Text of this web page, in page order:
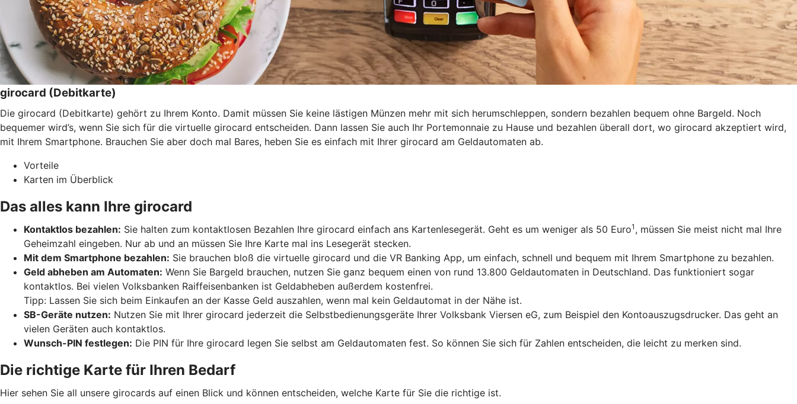
girocard (Debitkarte)
Die girocard (Debitkarte) gehört zu Ihrem Konto. Damit müssen Sie keine lästigen Münzen mehr mit sich herumschleppen, sondern bezahlen bequem ohne Bargeld. Noch
bequemer wird’s, wenn Sie sich für die virtuelle girocard entscheiden. Dann lassen Sie auch Ihr Portemonnaie zu Hause und bezahlen überall dort, wo girocard akzeptiert wird,
mit Ihrem Smartphone. Brauchen Sie aber doch mal Bares, heben Sie es einfach mit Ihrer girocard am Geldautomaten ab.
Vorteile
Karten im Überblick
Das alles kann Ihre girocard
Kontaktlos bezahlen: Sie halten zum kontaktlosen Bezahlen Ihre girocard einfach ans Kartenlesegerät. Geht es um weniger als 50 Euro1 , müssen Sie meist nicht mal Ihre
Geheimzahl eingeben. Nur ab und an müssen Sie Ihre Karte mal ins Lesegerät stecken.
Mit dem Smartphone bezahlen: Sie brauchen bloß die virtuelle girocard und die VR Banking App, um einfach, schnell und bequem mit Ihrem Smartphone zu bezahlen.
Geld abheben am Automaten: Wenn Sie Bargeld brauchen, nutzen Sie ganz bequem einen von rund 13.800 Geldautomaten in Deutschland. Das funktioniert sogar
kontaktlos. Bei vielen Volksbanken Raiffeisenbanken ist Geldabheben außerdem kostenfrei.
Tipp: Lassen Sie sich beim Einkaufen an der Kasse Geld auszahlen, wenn mal kein Geldautomat in der Nähe ist.
SB-Geräte nutzen: Nutzen Sie mit Ihrer girocard jederzeit die Selbstbedienungsgeräte Ihrer Volksbank Viersen eG, zum Beispiel den Kontoauszugsdrucker. Das geht an
vielen Geräten auch kontaktlos.
Wunsch-PIN festlegen: Die PIN für Ihre girocard legen Sie selbst am Geldautomaten fest. So können Sie sich für Zahlen entscheiden, die leicht zu merken sind.
Die richtige Karte für Ihren Bedarf
Hier sehen Sie all unsere girocards auf einen Blick und können entscheiden, welche Karte für Sie die richtige ist.